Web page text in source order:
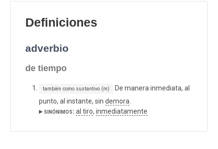
Definiciones
adverbio
de tiempo
también como sustantivo (m)
De manera inmediata, al
punto, al instante, sin demora
▸ sinónimos: al tiro, inmediatamente